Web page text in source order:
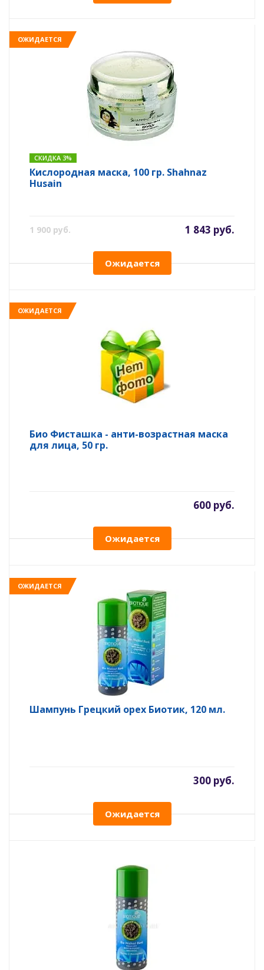
ОЖИДАЕТСЯ
СКИДКА 3%
Кислородная маска, 100 гр. Shahnaz
Husain
1 900 руб. 1 843 руб.
Ожидается
ОЖИДАЕТСЯ
Био Фисташка - анти-возрастная маска
для лица, 50 гр.
600 руб.
Ожидается
ОЖИДАЕТСЯ
Шампунь Грецкий орех Биотик, 120 мл.
300 руб.
Ожидается